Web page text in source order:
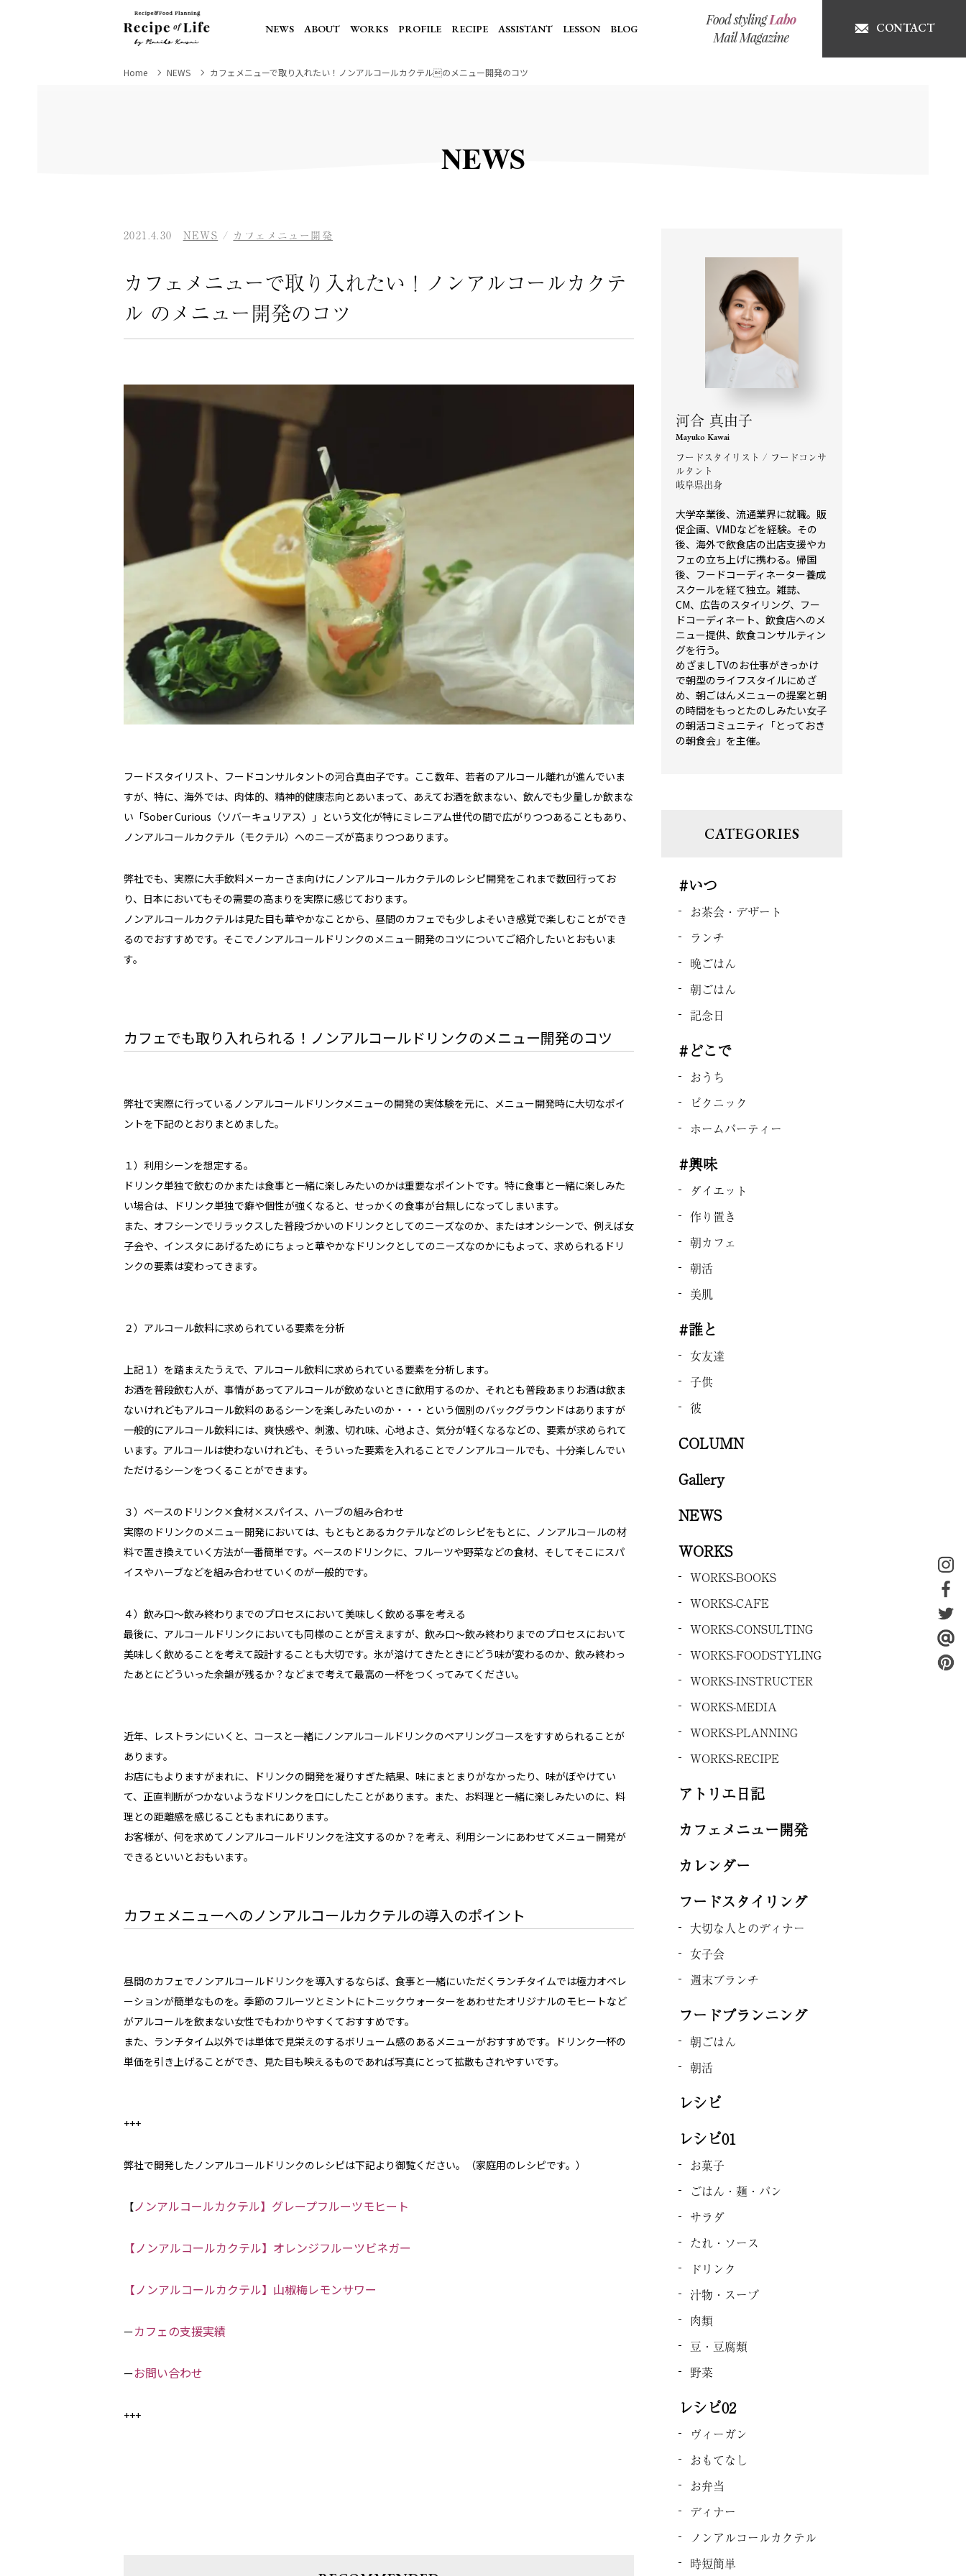
NEWS ABOUT WORKS PROFILE RECIPE ASSISTANT LESSON BLOG CONTACT
Home NEWS カフェメニューで取り入れたい！ノンアルコールカクテルのメニュー開発のコツ
NEWS
2021.4.30 NEWS / カフェメニュー開発
カフェメニューで取り入れたい！ノンアルコールカクテ
ルのメニュー開発のコツ
フードスタイリスト、フードコンサルタントの河合真由子です。ここ数年、若者のアルコール離れが進んでいま
すが、特に、海外では、肉体的、精神的健康志向とあいまって、あえてお酒を飲まない、飲んでも少量しか飲まな
い「Sober Curious（ソバーキュリアス）」という文化が特にミレニアム世代の間で広がりつつあることもあり、
ノンアルコールカクテル（モクテル）へのニーズが高まりつつあります。
弊社でも、実際に大手飲料メーカーさま向けにノンアルコールカクテルのレシピ開発をこれまで数回行ってお
り、日本においてもその需要の高まりを実際に感じております。
ノンアルコールカクテルは見た目も華やかなことから、昼間のカフェでも少しよそいき感覚で楽しむことができ
るのでおすすめです。そこでノンアルコールドリンクのメニュー開発のコツについてご紹介したいとおもいま
す。
カフェでも取り入れられる！ノンアルコールドリンクのメニュー開発のコツ
弊社で実際に行っているノンアルコールドリンクメニューの開発の実体験を元に、メニュー開発時に大切なポイ
ントを下記のとおりまとめました。
１）利用シーンを想定する。
ドリンク単独で飲むのかまたは食事と一緒に楽しみたいのかは重要なポイントです。特に食事と一緒に楽しみた
い場合は、ドリンク単独で癖や個性が強くなると、せっかくの食事が台無しになってしまいます。
また、オフシーンでリラックスした普段づかいのドリンクとしてのニーズなのか、またはオンシーンで、例えば女
子会や、インスタにあげるためにちょっと華やかなドリンクとしてのニーズなのかにもよって、求められるドリ
ンクの要素は変わってきます。
２）アルコール飲料に求められている要素を分析
上記１）を踏まえたうえで、アルコール飲料に求められている要素を分析します。
お酒を普段飲む人が、事情があってアルコールが飲めないときに飲用するのか、それとも普段あまりお酒は飲ま
ないけれどもアルコール飲料のあるシーンを楽しみたいのか・・・という個別のバックグラウンドはありますが
一般的にアルコール飲料には、爽快感や、刺激、切れ味、心地よさ、気分が軽くなるなどの、要素が求められて
います。アルコールは使わないけれども、そういった要素を入れることでノンアルコールでも、十分楽しんでい
ただけるシーンをつくることができます。
３）ベースのドリンク×食材×スパイス、ハーブの組み合わせ
実際のドリンクのメニュー開発においては、もともとあるカクテルなどのレシピをもとに、ノンアルコールの材
料で置き換えていく方法が一番簡単です。ベースのドリンクに、フルーツや野菜などの食材、そしてそこにスパ
イスやハーブなどを組み合わせていくのが一般的です。
４）飲み口〜飲み終わりまでのプロセスにおいて美味しく飲める事を考える
最後に、アルコールドリンクにおいても同様のことが言えますが、飲み口〜飲み終わりまでのプロセスにおいて
美味しく飲めることを考えて設計することも大切です。氷が溶けてきたときにどう味が変わるのか、飲み終わっ
たあとにどういった余韻が残るか？などまで考えて最高の一杯をつくってみてください。
近年、レストランにいくと、コースと一緒にノンアルコールドリンクのペアリングコースをすすめられることが
あります。
お店にもよりますがまれに、ドリンクの開発を凝りすぎた結果、味にまとまりがなかったり、味がぼやけてい
て、正直判断がつかないようなドリンクを口にしたことがあります。また、お料理と一緒に楽しみたいのに、料
理との距離感を感じることもまれにあります。
お客様が、何を求めてノンアルコールドリンクを注文するのか？を考え、利用シーンにあわせてメニュー開発が
できるといいとおもいます。
カフェメニューへのノンアルコールカクテルの導入のポイント
昼間のカフェでノンアルコールドリンクを導入するならば、食事と一緒にいただくランチタイムでは極力オペレ
ーションが簡単なものを。季節のフルーツとミントにトニックウォーターをあわせたオリジナルのモヒートなど
がアルコールを飲まない女性でもわかりやすくておすすめです。
また、ランチタイム以外では単体で見栄えのするボリューム感のあるメニューがおすすめです。ドリンク一杯の
単価を引き上げることができ、見た目も映えるものであれば写真にとって拡散もされやすいです。
+++
弊社で開発したノンアルコールドリンクのレシピは下記より御覧ください。（家庭用のレシピです。）
【ノンアルコールカクテル】グレープフルーツモヒート
【ノンアルコールカクテル】オレンジフルーツビネガー
【ノンアルコールカクテル】山椒梅レモンサワー
ーカフェの支援実績
ーお問い合わせ
+++
河合 真由子
Mayuko Kawai
フードスタイリスト / フードコンサ
ルタント
岐阜県出身
大学卒業後、流通業界に就職。販
促企画、VMDなどを経験。その
後、海外で飲食店の出店支援やカ
フェの立ち上げに携わる。帰国
後、フードコーディネーター養成
スクールを経て独立。雑誌、
CM、広告のスタイリング、フー
ドコーディネート、飲食店へのメ
ニュー提供、飲食コンサルティン
グを行う。
めざましTVのお仕事がきっかけ
で朝型のライフスタイルにめざ
め、朝ごはんメニューの提案と朝
の時間をもっとたのしみたい女子
の朝活コミュニティ「とっておき
の朝食会」を主催。
CATEGORIES
#いつ
お茶会・デザート
ランチ
晩ごはん
朝ごはん
記念日
#どこで
おうち
ピクニック
ホームパーティー
#興味
ダイエット
作り置き
朝カフェ
朝活
美肌
#誰と
女友達
子供
彼
COLUMN
Gallery
NEWS
WORKS
WORKS-BOOKS
WORKS-CAFE
WORKS-CONSULTING
WORKS-FOODSTYLING
WORKS-INSTRUCTER
WORKS-MEDIA
WORKS-PLANNING
WORKS-RECIPE
アトリエ日記
カフェメニュー開発
カレンダー
フードスタイリング
大切な人とのディナー
女子会
週末ブランチ
フードプランニング
朝ごはん
朝活
レシピ
レシピ01
お菓子
ごはん・麺・パン
サラダ
たれ・ソース
ドリンク
汁物・スープ
肉類
豆・豆腐類
野菜
レシピ02
ヴィーガン
おもてなし
お弁当
ディナー
ノンアルコールカクテル
時短簡単